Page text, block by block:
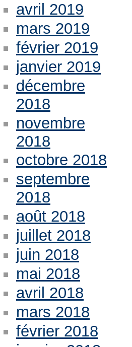
avril 2019
mars 2019
février 2019
janvier 2019
décembre
2018
novembre
2018
octobre 2018
septembre
2018
août 2018
juillet 2018
juin 2018
mai 2018
avril 2018
mars 2018
février 2018